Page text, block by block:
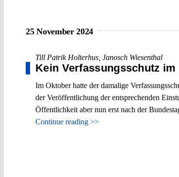
25 November 2024
Till Patrik Holterhus Janosch Wiesenthal
Kein Verfassungsschutz im
Im Oktober hatte der damalige
der Veröffentlichung der entsprechenden
Öffentlichkeit aber nun erst nach der
Continue reading >>